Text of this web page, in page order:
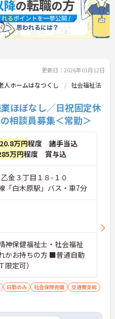
更新日：2026年03月12日
人ホームはなつくし
社会福祉法
ほぼなし／日祝固定休
相談員募集＜常勤＞
万円程度 諸手当込
万円程度 賞与込
金３丁目１８-１０
「白木原駅」バス・車7分
神保健福祉士・社会福祉
かお持ちの方 ■普通自動
定可）
日勤のみ 社会保険完備
交通費支給